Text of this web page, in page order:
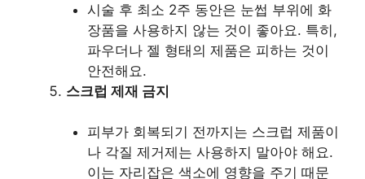
시술 후 최소 2주 동안은 눈썹 부위에 화
장품을 사용하지 않는 것이 좋아요. 특히,
파우더나 젤 형태의 제품은 피하는 것이
안전해요.
스크럽 제재 금지
피부가 회복되기 전까지는 스크럽 제품이
나 각질 제거제는 사용하지 말아야 해요.
이는 자리잡은 색소에 영향을 주기 때문